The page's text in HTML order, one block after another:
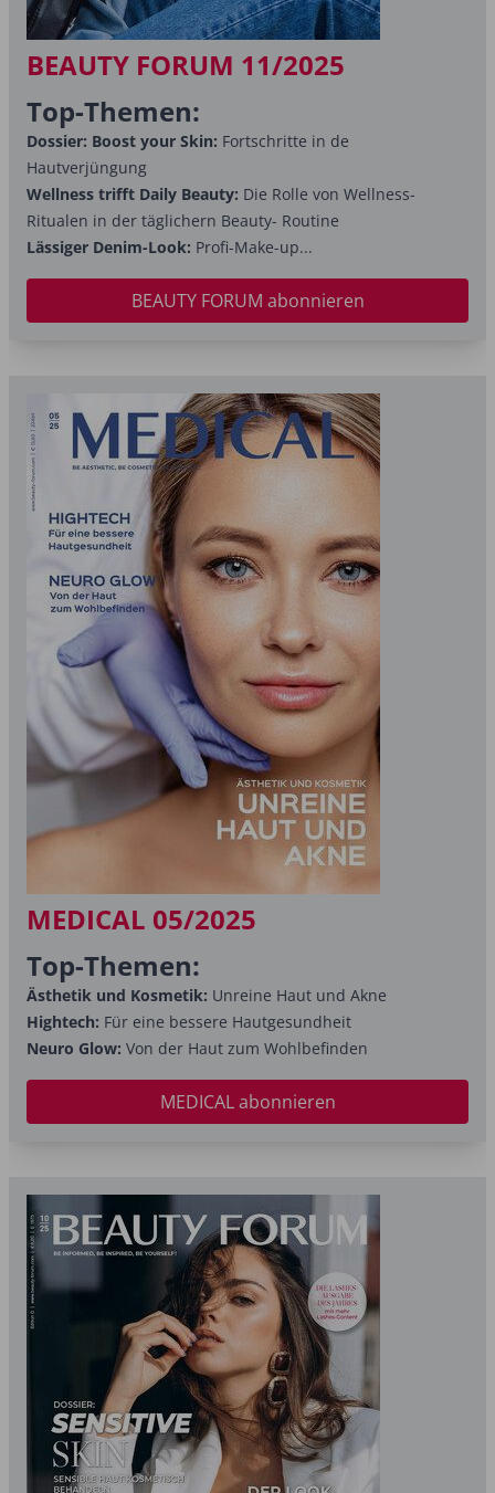
BEAUTY FORUM 11/2025
Top-Themen:
Dossier: Boost your Skin: Fortschritte in de
Hautverjüngung
Wellness trifft Daily Beauty: Die Rolle von Wellness-
Ritualen in der täglichern Beauty- Routine
Lässiger Denim-Look: Profi-Make-up...
BEAUTY FORUM abonnieren
MEDICAL 05/2025
Top-Themen:
Ästhetik und Kosmetik: Unreine Haut und Akne
Hightech: Für eine bessere Hautgesundheit
Neuro Glow: Von der Haut zum Wohlbefinden
MEDICAL abonnieren